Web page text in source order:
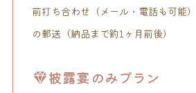
前打ち合わせ（メール・電話も可能
の郵送（納品まで約1ヶ月前後）
披露宴のみプラン